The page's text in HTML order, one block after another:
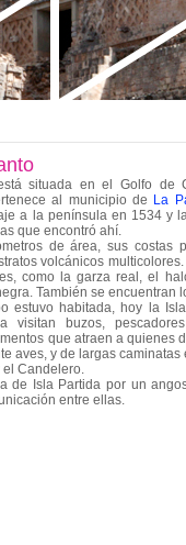
situada en el Golfo de
al municipio de La
a la península en 1534 y
que encontró ahí.
de área, sus costas
volcánicos
como la garza real, el
También se encuentran
estuvo habitada, hoy la
visitan buzos,
que atraen a quienes
aves, y de largas
el Candelero.
de Isla Partida por un
entre ellas.